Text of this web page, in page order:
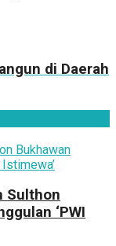
di Daerah
Sulthon
‘PWI